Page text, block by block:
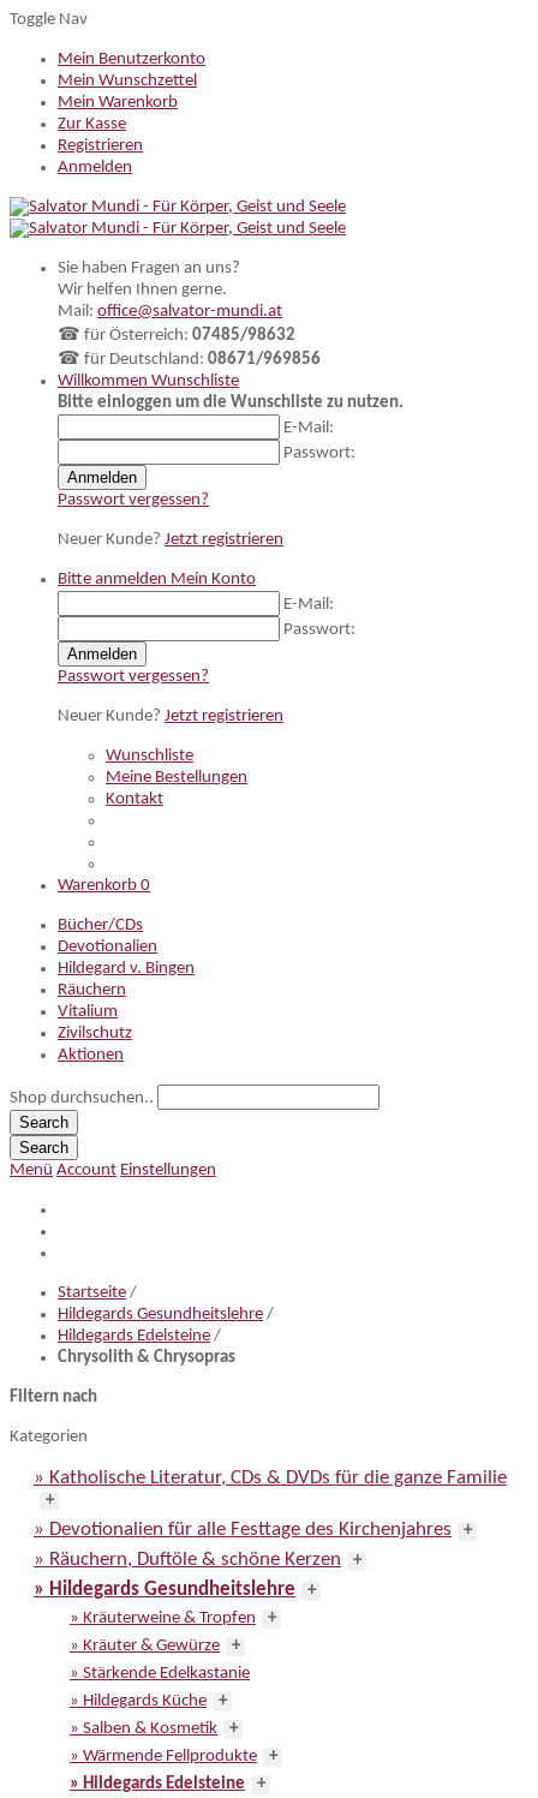
Toggle Nav
Mein Benutzerkonto
Mein Wunschzettel
Mein Warenkorb
Zur Kasse
Registrieren
Anmelden
Sie haben Fragen an uns?
Wir helfen Ihnen gerne.
Mail: office@salvator-mundi.at
☎ für Österreich: 07485/98632
☎ für Deutschland: 08671/969856
Willkommen Wunschliste
Bitte einloggen um die Wunschliste zu nutzen.
E-Mail:
Passwort:
Anmelden
Passwort vergessen?
Neuer Kunde? Jetzt registrieren
Bitte anmelden Mein Konto
E-Mail:
Passwort:
Anmelden
Passwort vergessen?
Neuer Kunde? Jetzt registrieren
Wunschliste
Meine Bestellungen
Kontakt
Warenkorb 0
Bücher/CDs
Devotionalien
Hildegard v. Bingen
Räuchern
Vitalium
Zivilschutz
Aktionen
Shop durchsuchen..
Search
Search
Menü Account Einstellungen
Startseite /
Hildegards Gesundheitslehre /
Hildegards Edelsteine /
Chrysolith & Chrysopras
Filtern nach
Kategorien
» Katholische Literatur, CDs & DVDs für die ganze Familie
+
» Devotionalien für alle Festtage des Kirchenjahres +
» Räuchern, Duftöle & schöne Kerzen +
» Hildegards Gesundheitslehre
+
» Kräuterweine & Tropfen
+
» Kräuter & Gewürze
+
» Stärkende Edelkastanie
» Hildegards Küche
+
» Salben & Kosmetik
+
» Wärmende Fellprodukte
+
» Hildegards Edelsteine
+